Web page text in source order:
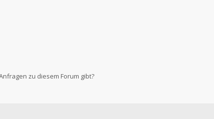
zu diesem Forum gibt?